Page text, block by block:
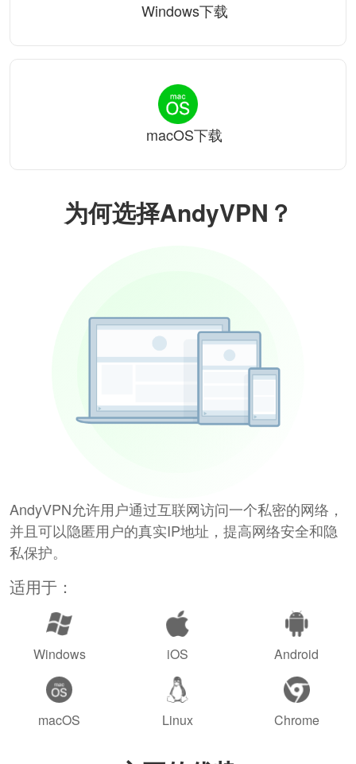
为何选择AndyVPN？
AndyVPN允许用户通过互联网访问一个私密的网络，
并且可以隐匿用户的真实IP地址，提高网络安全和隐
私保护。
适用于：
Windows iOS Android
macOS Linux Chrome
Windows下载
macOS下载